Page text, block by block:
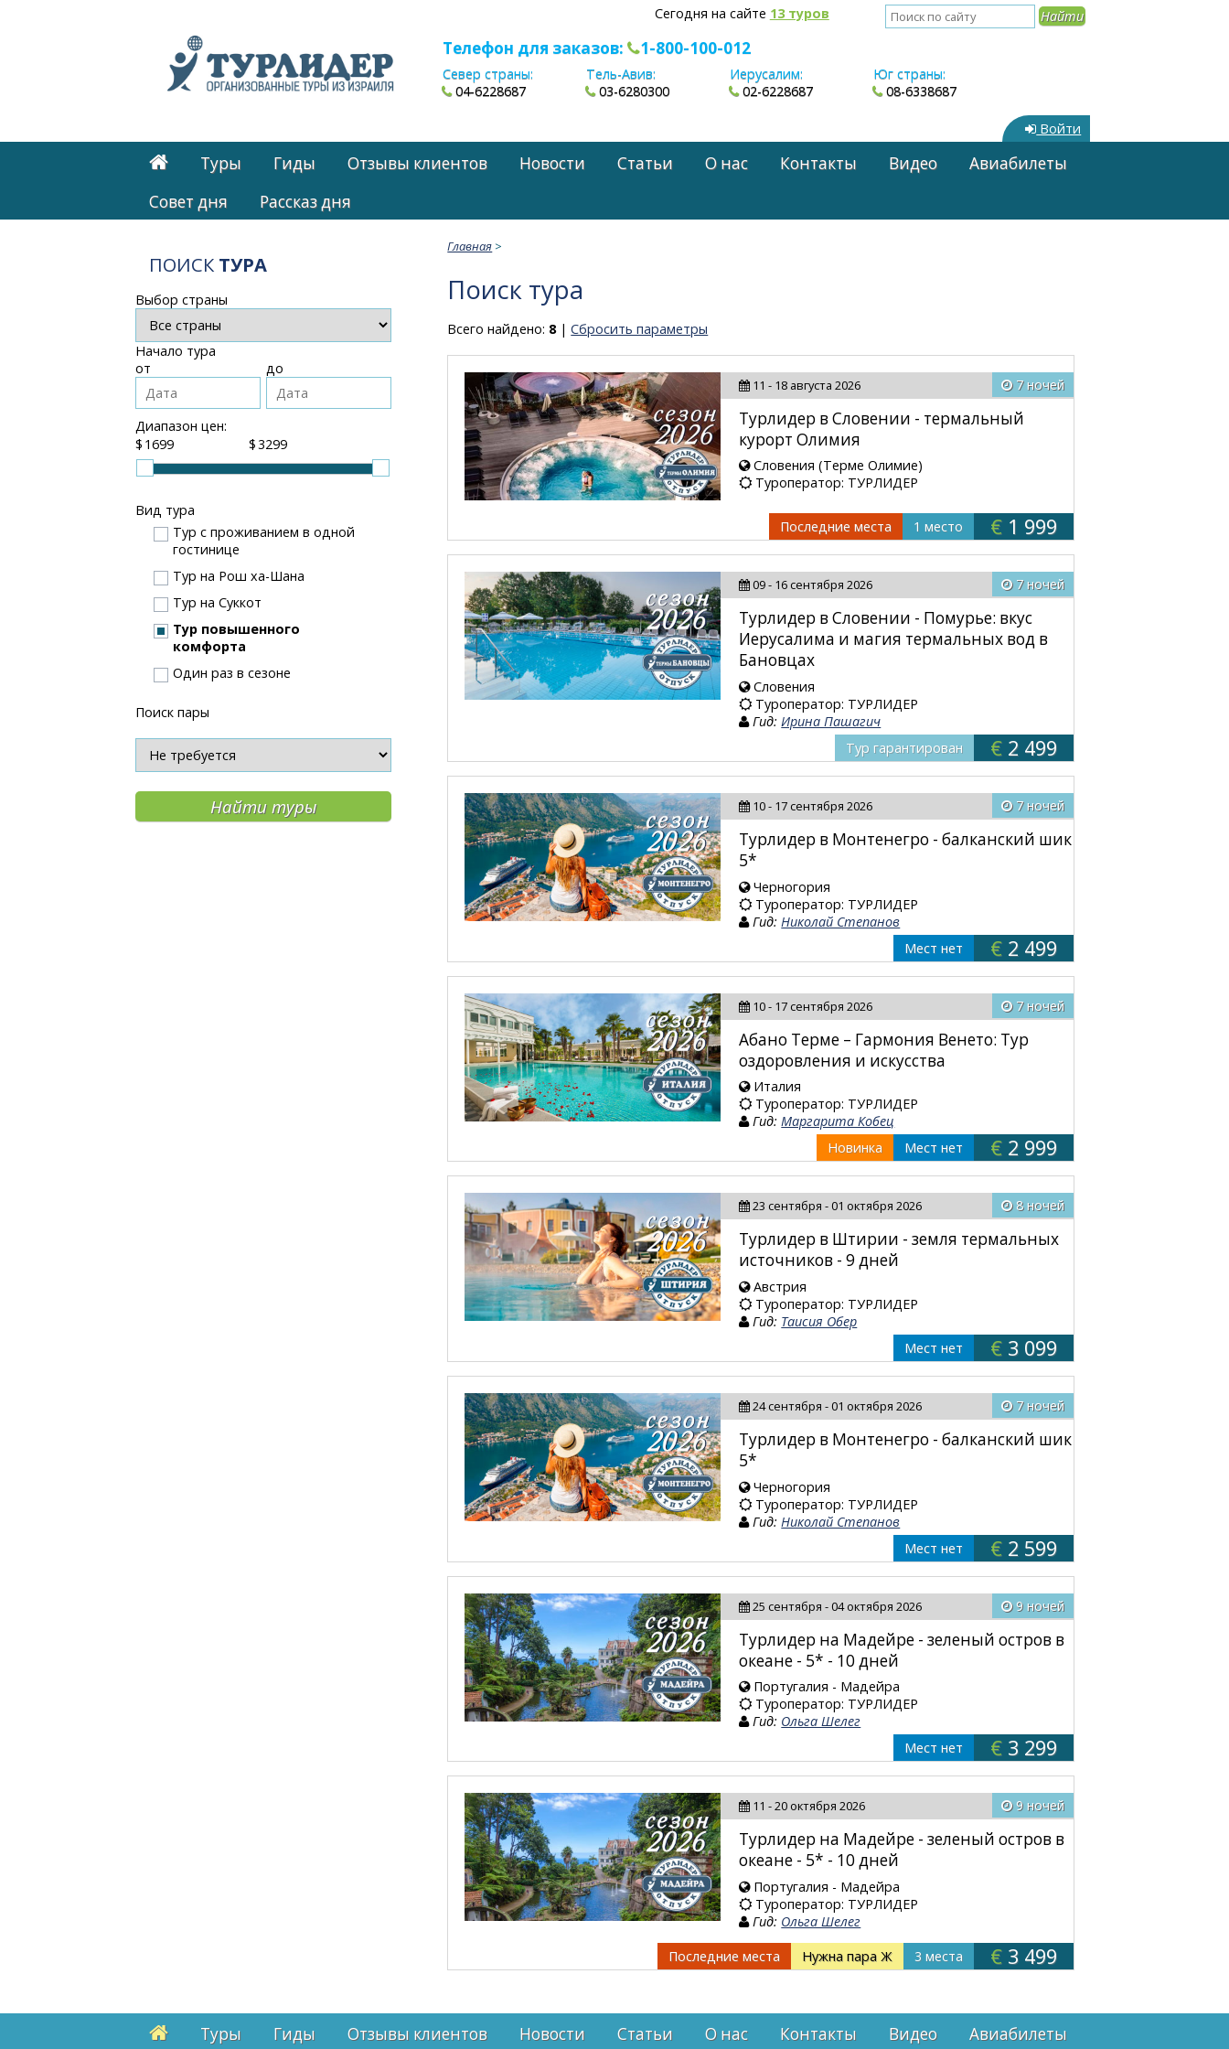
Сегодня на сайте 13 туров
Телефон для заказов: 1-800-100-012
Север страны:
04-6228687
Тель-Авив:
03-6280300
Иерусалим:
02-6228687
Юг страны:
08-6338687
Войти
Туры Гиды Отзывы клиентов Новости Статьи О нас Контакты Видео
Авиабилеты
Cовет дня
Рассказ дня
Главная >
Поиск тура
Всего найдено: 8|Сбросить параметры
11 - 18 августа 2026 7 ночей
Турлидер в Словении - термальный
курорт Олимия
Словения (Терме Олимие)
Туроператор: ТУРЛИДЕР
Последние места 1 место € 1 999
09 - 16 сентября 2026 7 ночей
Турлидер в Словении - Помурье: вкус
Иерусалима и магия термальных вод в
Бановцах
Словения
Туроператор: ТУРЛИДЕР
Гид:Ирина Пашагич
Тур гарантирован
€ 2 499
10 - 17 сентября 2026 7 ночей
Турлидер в Монтенегро - балканский шик
5*
Черногория
Туроператор: ТУРЛИДЕР
Гид: Николай Степанов
Мест нет
€ 2 499
10 - 17 сентября 2026 7 ночей
Абано Терме – Гармония Венето: Тур
оздоровления и искусства
Италия
Туроператор: ТУРЛИДЕР
Гид:Маргарита Кобец
Новинка
Мест нет € 2 999
23 сентября - 01 октября 2026 8 ночей
Турлидер в Штирии - земля термальных
источников - 9 дней
Австрия
Туроператор: ТУРЛИДЕР
Гид: Таисия Обер
Мест нет
€ 3 099
24 сентября - 01 октября 2026 7 ночей
Турлидер в Монтенегро - балканский шик
5*
Черногория
Туроператор: ТУРЛИДЕР
Гид: Николай Степанов
Мест нет
€ 2 599
25 сентября - 04 октября 2026 9 ночей
Турлидер на Мадейре - зеленый остров в
океане - 5* - 10 дней
Португалия - Мадейра
Туроператор: ТУРЛИДЕР
Гид: Ольга Шелег
Мест нет
€ 3 299
11 - 20 октября 2026 9 ночей
Турлидер на Мадейре - зеленый остров в
океане - 5* - 10 дней
Португалия - Мадейра
Туроператор: ТУРЛИДЕР
Гид: Ольга Шелег
Последние места Нужна пара Ж 3 места € 3 499
ПОИСК ТУРА
Выбор страны
Начало тура
от
до
Диапазон цен:
$
$
Вид тура
Тур с проживанием в одной
гостинице
Тур на Рош ха-Шана
Тур на Суккот
Тур повышенного
комфорта
Один раз в сезоне
Поиск пары
Туры Гиды Отзывы клиентов Новости Статьи О нас Контакты Видео Авиабилеты